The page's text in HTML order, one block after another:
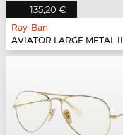
135,20 €
Ray-Ban
AVIATOR LARGE METAL II -